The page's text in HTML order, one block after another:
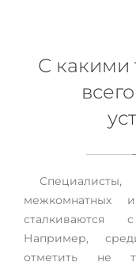
С какими
межкомнатных
сталкиваются
Например,
отметить не